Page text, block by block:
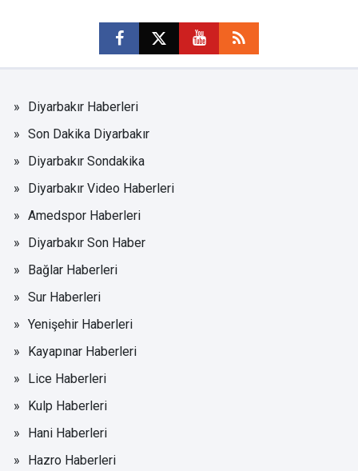
Diyarbakır Haberleri
Son Dakika Diyarbakır
Diyarbakır Sondakika
Diyarbakır Video Haberleri
Amedspor Haberleri
Diyarbakır Son Haber
Bağlar Haberleri
Sur Haberleri
Yenişehir Haberleri
Kayapınar Haberleri
Lice Haberleri
Kulp Haberleri
Hani Haberleri
Hazro Haberleri